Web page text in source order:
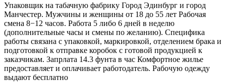
Упаковщик на табачную фабрику Город Эдинбург и город
Манчестер. Мужчины и женщины от 18 до 55 лет Рабочая
смена 8−12 часов. Работа 5 либо 6 дней в неделю
(дополнительные часы и смены по желанию). Специфика
работы связана с упаковкой, маркировкой, отделением брака и
подготовкой к отправке коробок с готовой продукцией к
заказчикам. Запрлата 14.3 фунта в час Комфортное жилье
предоставляет и оплачивает работодатель. Рабочую одежду
выдают бесплатно